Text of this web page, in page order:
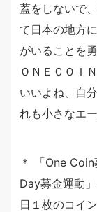
蓋をしないで
て日本の地方
がいることを
ＯＮＥＣＯＩ
いいよね、自
れも小さなエ
＊ 「One
Day募金運動
日１枚のコイ